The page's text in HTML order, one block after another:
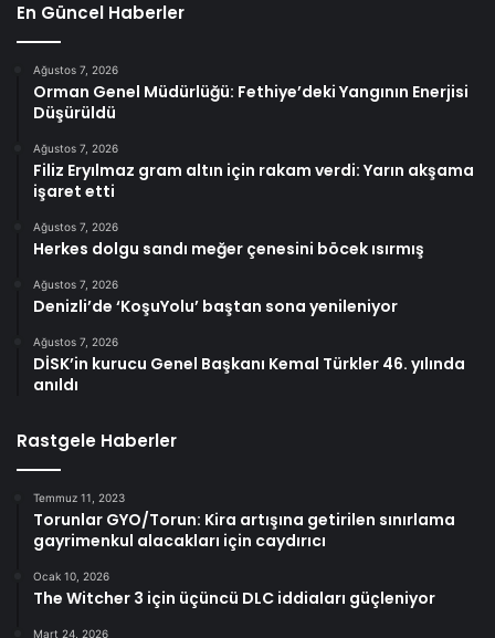
En Güncel Haberler
Ağustos 7, 2026
Orman Genel Müdürlüğü: Fethiye’deki Yangının Enerjisi
Düşürüldü
Ağustos 7, 2026
Filiz Eryılmaz gram altın için rakam verdi: Yarın akşama
işaret etti
Ağustos 7, 2026
Herkes dolgu sandı meğer çenesini böcek ısırmış
Ağustos 7, 2026
Denizli’de ‘KoşuYolu’ baştan sona yenileniyor
Ağustos 7, 2026
DİSK’in kurucu Genel Başkanı Kemal Türkler 46. yılında
anıldı
Rastgele Haberler
Temmuz 11, 2023
Torunlar GYO/Torun: Kira artışına getirilen sınırlama
gayrimenkul alacakları için caydırıcı
Ocak 10, 2026
The Witcher 3 için üçüncü DLC iddiaları güçleniyor
Mart 24, 2026